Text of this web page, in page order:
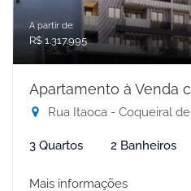
A partir de:
R$ 1.317.995
Apartamento à Venda
Rua Itaoca - Coqueiral
3 Quartos 2 Banheiros
Mais informações